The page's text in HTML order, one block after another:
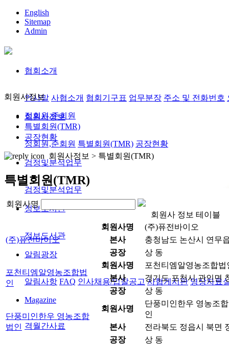
English
Sitemap
Admin
협회소개
인사말 사협소개 협회기구표 업무분장 주소 및 전화번호
회원사정보
정회원,준회원 특별회원(TMR) 공장현황
검정및분석업무
검정및분석업무
정보도서관
정보도서관
알림광장
알림사항 FAQ 인사채용/입찰공고 사협게시판 영상자료
Magazine
격월간사료
회원사정보
정회원,준회원
특별회원(TMR)
공장현황
회원사정보 > 특별회원(TMR)
특별회원(TMR)
회원사명
회원사 정보 테이블
(주)퓨전바이오
회원사명
(주)퓨전바이오
본사
충청남도 논산시 연무
공장
상 동
포천티엠알영농조합법
인
회원사명
포천티엠알영농조합법
본사
경기도 포천시 관인면
공장
상 동
단풍미인한우 영농조합
법인
회원사명
단풍미인한우 영농조
인
본사
전라북도 정읍시 북면
공장
상 동